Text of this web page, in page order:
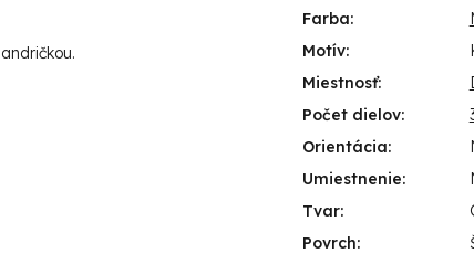
Farba:
Motív:
Miestnosť:
Počet dielov:
Orientácia:
Umiestnenie:
Tvar:
Povrch: